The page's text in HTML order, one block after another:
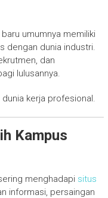
umumnya memiliki
dengan dunia industri.
dan
lulusannya.
kerja profesional.
Kampus
menghadapi situs
informasi, persaingan